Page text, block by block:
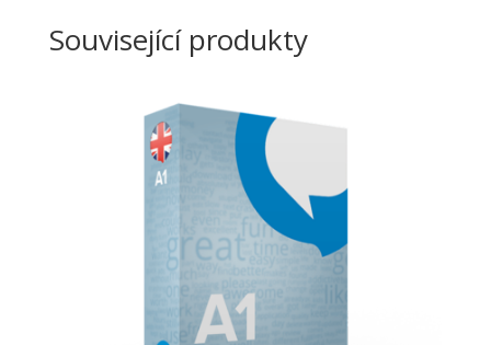
Související produkty